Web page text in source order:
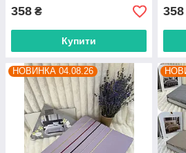
358 ₴
Купити
358
НОВИНКА 04.08.26